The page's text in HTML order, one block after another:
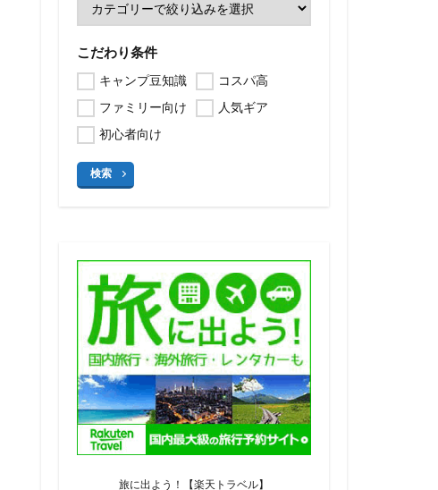
こだわり条件
キャンプ豆知識 コスパ高
ファミリー向け 人気ギア
初心者向け
検索
旅に出よう！【楽天トラベル】